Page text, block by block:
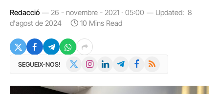
Redacció 26 - novembre - 2021 · 05:00 Updated: 8
d'agost de 2024
10 Mins Read
SEGUEIX-NOS! InstagramLinkedInTelegramFacebook
RSS